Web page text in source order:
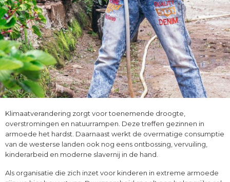
Klimaatverandering zorgt voor toenemende droogte,
overstromingen en natuurrampen. Deze treffen gezinnen in
armoede het hardst. Daarnaast werkt de overmatige consumptie
van de westerse landen ook nog eens ontbossing, vervuiling,
kinderarbeid en moderne slavernij in de hand.
Als organisatie die zich inzet voor kinderen in extreme armoede